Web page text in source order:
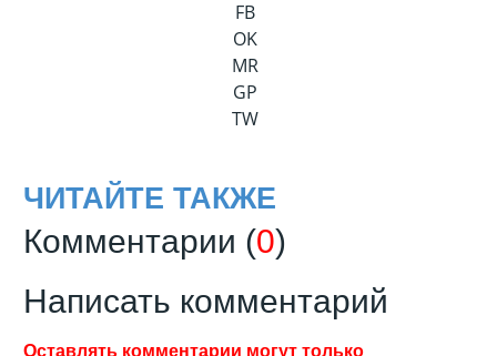
FB
OK
MR
GP
TW
ЧИТАЙТЕ ТАКЖЕ
Комментарии (0)
Написать комментарий